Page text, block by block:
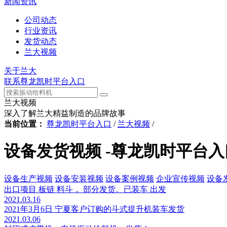
公司动态
行业资讯
发货动态
兰大视频
关于兰大
联系尊龙凯时平台入口
兰大视频
深入了解兰大精益制造的品牌故事
当前位置： 尊龙凯时平台入口 / 兰大视频 /
设备发货视频 -尊龙凯时平台入
设备生产视频 设备安装视频 设备案例视频 企业宣传视频 设备
出口项目 板链 料斗， 部分发货。已装车 出发
2021.03.16
2021年3月6日 宁夏客户订购的斗式提升机装车发货
2021.03.06